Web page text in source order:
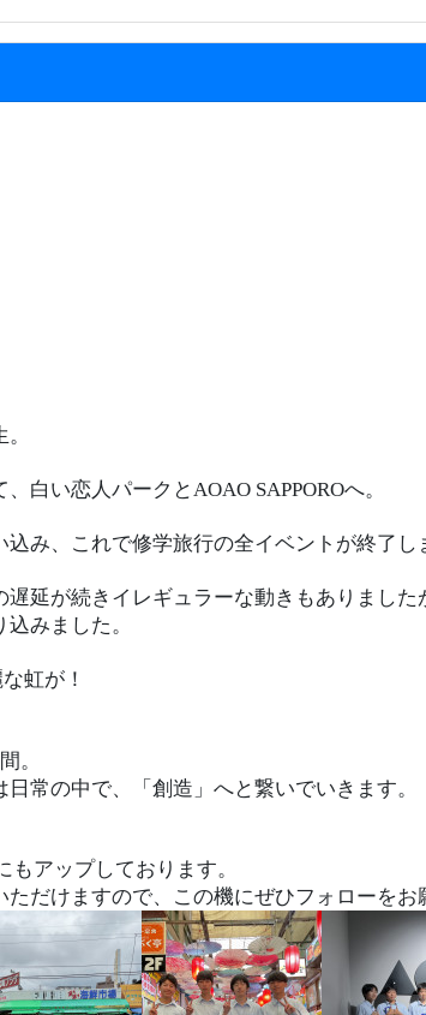
白い恋人パークとAOAO SAPPOROへ。
み、これで修学旅行の全イベントが終了し
延が続きイレギュラーな動きもありました
みました。
虹が！
。
常の中で、「創造」へと繋いでいきます。
アップしております。
だけますので、この機にぜひフォローをお